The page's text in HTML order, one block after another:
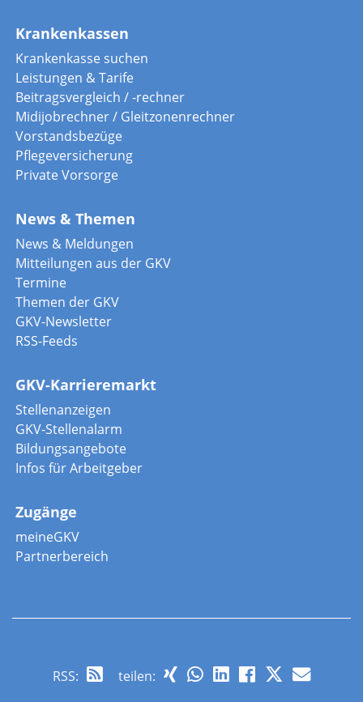
Krankenkassen
Krankenkasse suchen
Leistungen & Tarife
Beitragsvergleich / -rechner
Midijobrechner / Gleitzonenrechner
Vorstandsbezüge
Pflegeversicherung
Private Vorsorge
News & Themen
News & Meldungen
Mitteilungen aus der GKV
Termine
Themen der GKV
GKV-Newsletter
RSS-Feeds
GKV-Karrieremarkt
Stellenanzeigen
GKV-Stellenalarm
Bildungsangebote
Infos für Arbeitgeber
Zugänge
meineGKV
Partnerbereich
RSS: teilen: